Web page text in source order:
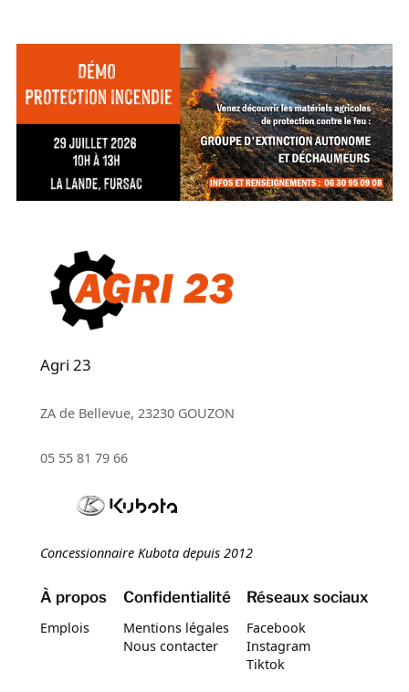
Agri 23
ZA de Bellevue, 23230 GOUZON
05 55 81 79 66
Concessionnaire Kubota depuis 2012
À propos
Emplois
Confidentialité
Mentions légales
Nous contacter
Réseaux sociaux
Facebook
Instagram
Tiktok